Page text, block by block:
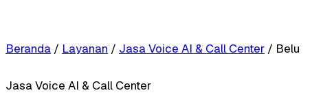
Beranda / Layanan / Jasa Voice AI & Call Center / Belu
Jasa Voice AI & Call Center